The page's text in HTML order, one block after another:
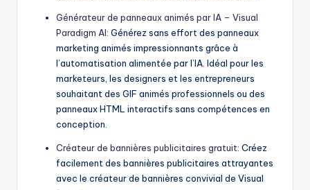
Générateur de panneaux animés par IA – Visual
Paradigm AI: Générez sans effort des panneaux
marketing animés impressionnants grâce à
l’automatisation alimentée par l’IA. Idéal pour les
marketeurs, les designers et les entrepreneurs
souhaitant des GIF animés professionnels ou des
panneaux HTML interactifs sans compétences en
conception.
Créateur de bannières publicitaires gratuit: Créez
facilement des bannières publicitaires attrayantes
avec le créateur de bannières convivial de Visual